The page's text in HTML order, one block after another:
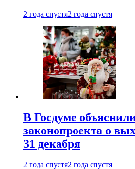
2 года спустя2 года спустя
В Госдуме
законопроекта о
31 декабря
2 года спустя2 года спустя